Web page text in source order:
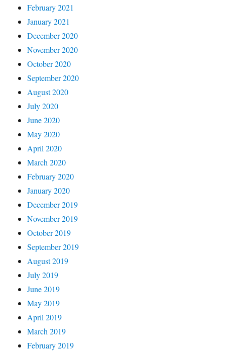
February 2021
January 2021
December 2020
November 2020
October 2020
September 2020
August 2020
July 2020
June 2020
May 2020
April 2020
March 2020
February 2020
January 2020
December 2019
November 2019
October 2019
September 2019
August 2019
July 2019
June 2019
May 2019
April 2019
March 2019
February 2019